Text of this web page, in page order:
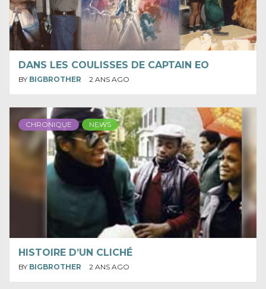
DANS LES COULISSES DE CAPTAIN EO
BY BIGBROTHER 2 ANS AGO
CHRONIQUE NEWS
HISTOIRE D’UN CLICHÉ
BY BIGBROTHER 2 ANS AGO